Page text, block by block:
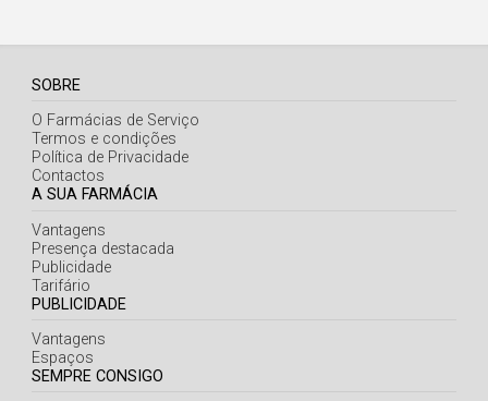
Viana do Castelo
Vila Real
Viseu
Madeira
Açores
SOBRE
O Farmácias de Serviço
Termos e condições
Política de Privacidade
Contactos
A SUA FARMÁCIA
Vantagens
Presença destacada
Publicidade
Tarifário
PUBLICIDADE
Vantagens
Espaços
SEMPRE CONSIGO